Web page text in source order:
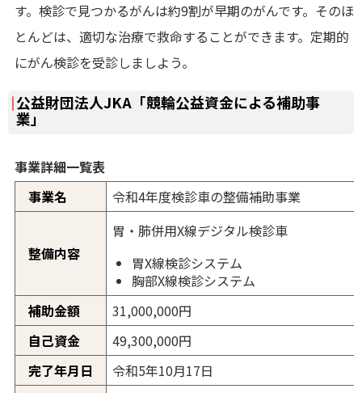
す。検診で見つかるがんは約9割が早期のがんです。そのほ
とんどは、適切な治療で救命することができます。定期的
にがん検診を受診しましよう。
公益財団法人JKA「競輪公益資金による補助事
業」
事業詳細一覧表
事業名
令和4年度検診車の整備補助事業
整備内容
胃・肺併用X線デジタル検診車
胃X線検診システム
胸部X線検診システム
補助金額
31,000,000円
自己資金
49,300,000円
完了年月日
令和5年10月17日